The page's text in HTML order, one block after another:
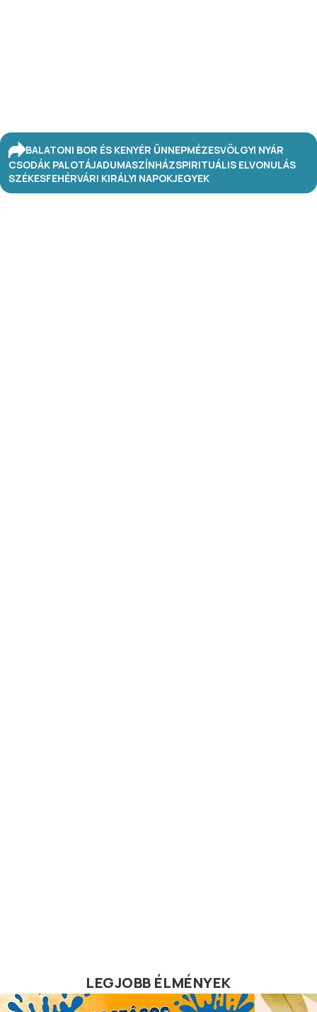
BALATONI BOR ÉS KENYÉR ÜNNEPMÉZESVÖLGYI NYÁR
CSODÁK PALOTÁJADUMASZÍNHÁZSPIRITUÁLIS ELVONULÁS
SZÉKESFEHÉRVÁRI KIRÁLYI NAPOKJEGYEK
LEGJOBB ÉLMÉNYEK